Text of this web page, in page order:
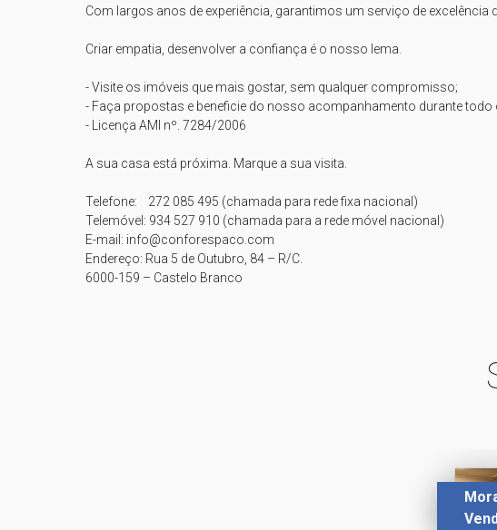
Com largos anos de experiência, garantimos um serviço de
Criar empatia, desenvolver a confiança é o nosso lema.
- Visite os imóveis que mais gostar, sem qualquer compromisso;
- Faça propostas e beneficie do nosso acompanhamento durante todo
- Licença AMI nº. 7284/2006
A sua casa está próxima. Marque a sua visita.
Telefone:    272 085 495 (chamada para rede fixa nacional)
Telemóvel: 934 527 910 (chamada para a rede móvel nacional)
E-mail: info@conforespaco.com
Endereço: Rua 5 de Outubro, 84 – R/C.
6000-159 – Castelo Branco